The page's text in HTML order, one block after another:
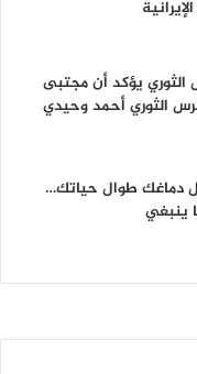
يؤكد أن مجتبى
الثوري أحمد وحيدي
دماغك طوال حياتك…
ينبغي